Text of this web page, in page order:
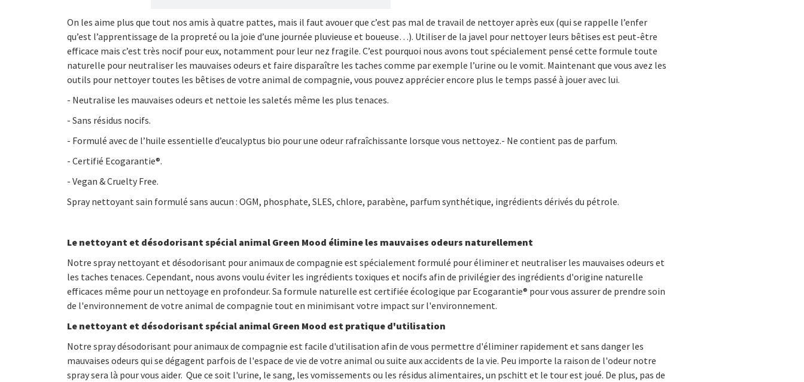
On les aime plus que tout nos amis à quatre pattes, mais il faut avouer que c’est pas mal de travail de nettoyer après eux (qui se rappelle l’enfer
qu’est l’apprentissage de la propreté ou la joie d’une journée pluvieuse et boueuse…). Utiliser de la javel pour nettoyer leurs bêtises est peut-être
efficace mais c’est très nocif pour eux, notamment pour leur nez fragile. C’est pourquoi nous avons tout spécialement pensé cette formule toute
naturelle pour neutraliser les mauvaises odeurs et faire disparaître les taches comme par exemple l’urine ou le vomit. Maintenant que vous avez les
outils pour nettoyer toutes les bêtises de votre animal de compagnie, vous pouvez apprécier encore plus le temps passé à jouer avec lui.
- Neutralise les mauvaises odeurs et nettoie les saletés même les plus tenaces.
- Sans résidus nocifs.
- Formulé avec de l’huile essentielle d’eucalyptus bio pour une odeur rafraîchissante lorsque vous nettoyez.- Ne contient pas de parfum.
- Certifié Ecogarantie®.
- Vegan & Cruelty Free.
Spray nettoyant sain formulé sans aucun : OGM, phosphate, SLES, chlore, parabène, parfum synthétique, ingrédients dérivés du pétrole.
Le nettoyant et désodorisant spécial animal Green Mood élimine les mauvaises odeurs naturellement
Notre spray nettoyant et désodorisant pour animaux de compagnie est spécialement formulé pour éliminer et neutraliser les mauvaises odeurs et
les taches tenaces. Cependant, nous avons voulu éviter les ingrédients toxiques et nocifs afin de privilégier des ingrédients d'origine naturelle
efficaces même pour un nettoyage en profondeur. Sa formule naturelle est certifiée écologique par Ecogarantie® pour vous assurer de prendre soin
de l'environnement de votre animal de compagnie tout en minimisant votre impact sur l'environnement.
Le nettoyant et désodorisant spécial animal Green Mood est pratique d'utilisation
Notre spray désodorisant pour animaux de compagnie est facile d'utilisation afin de vous permettre d'éliminer rapidement et sans danger les
mauvaises odeurs qui se dégagent parfois de l'espace de vie de votre animal ou suite aux accidents de la vie. Peu importe la raison de l'odeur notre
spray sera là pour vous aider. Que ce soit l'urine, le sang, les vomissements ou les résidus alimentaires, un pschitt et le tour est joué. De plus, pas de